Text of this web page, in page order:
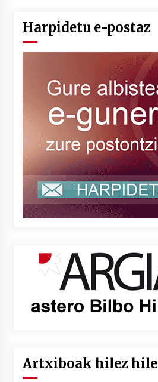
Harpidetu e-postaz
Artxiboak hilez hile